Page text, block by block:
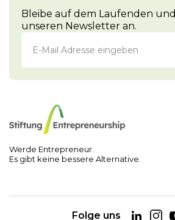
Bleibe auf dem Laufenden
unseren Newsletter an.
Werde Entrepreneur.
Es gibt keine bessere Alternative.
Folge uns